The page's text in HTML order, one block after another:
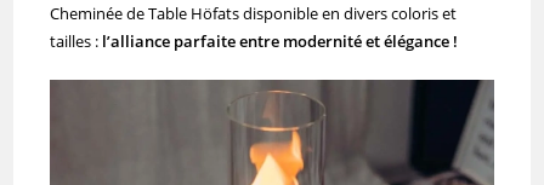
Cheminée de Table Höfats disponible en divers coloris et
tailles : l’alliance parfaite entre modernité et élégance !